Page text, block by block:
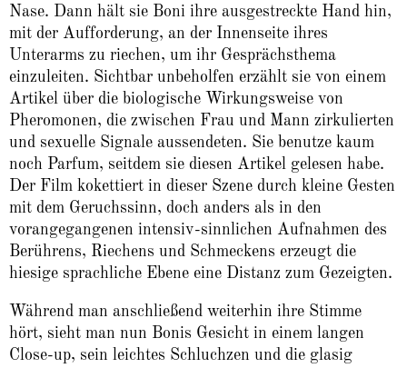
Nase. Dann hält sie Boni ihre ausgestreckte Hand hin,
mit der Aufforderung, an der Innenseite ihres
Unterarms zu riechen, um ihr Gesprächsthema
einzuleiten. Sichtbar unbeholfen erzählt sie von einem
Artikel über die biologische Wirkungsweise von
Pheromonen, die zwischen Frau und Mann zirkulierten
und sexuelle Signale aussendeten. Sie benutze kaum
noch Parfum, seitdem sie diesen Artikel gelesen habe.
Der Film kokettiert in dieser Szene durch kleine Gesten
mit dem Geruchssinn, doch anders als in den
vorangegangenen intensiv-sinnlichen Aufnahmen des
Berührens, Riechens und Schmeckens erzeugt die
hiesige sprachliche Ebene eine Distanz zum Gezeigten.
Während man anschließend weiterhin ihre Stimme
hört, sieht man nun Bonis Gesicht in einem langen
Close-up, sein leichtes Schluchzen und die glasig